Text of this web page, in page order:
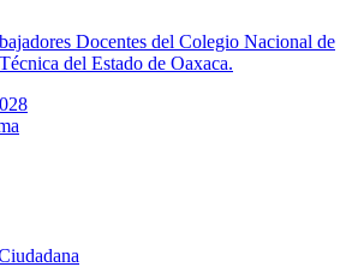
Docentes del Colegio Nacional de
del Estado de Oaxaca.